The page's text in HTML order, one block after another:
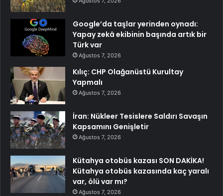
Google’da taşlar yerinden oynadı:
Yapay zekâ ekibinin başında artık bir
Türk var
Ağustos 7, 2026
Kılıç: CHP Olağanüstü Kurultay
Yapmalı
Ağustos 7, 2026
İran: Nükleer Tesislere Saldırı Savaşın
Kapsamını Genişletir
Ağustos 7, 2026
Kütahya otobüs kazası SON DAKİKA!
Kütahya otobüs kazasında kaç yaralı
var, ölü var mı?
Ağustos 7, 2026